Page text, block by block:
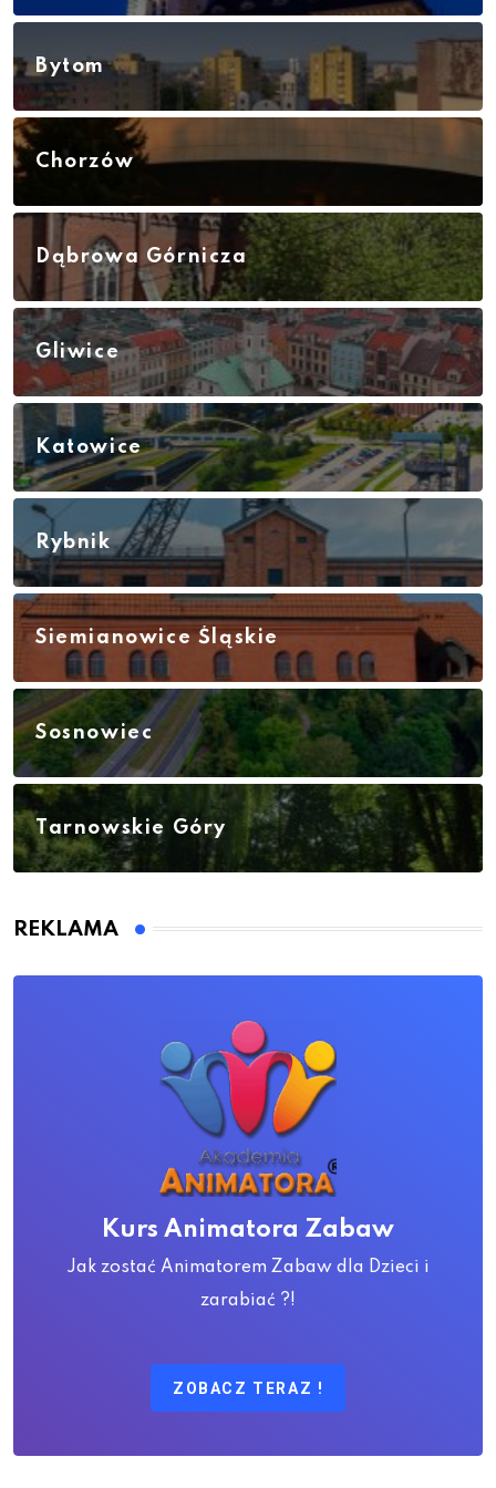
Bytom
Chorzów
Dąbrowa Górnicza
Gliwice
Katowice
Rybnik
Siemianowice Śląskie
Sosnowiec
Tarnowskie Góry
REKLAMA
Kurs Animatora Zabaw
Jak zostać Animatorem Zabaw dla Dzieci i
zarabiać ?!
ZOBACZ TERAZ !